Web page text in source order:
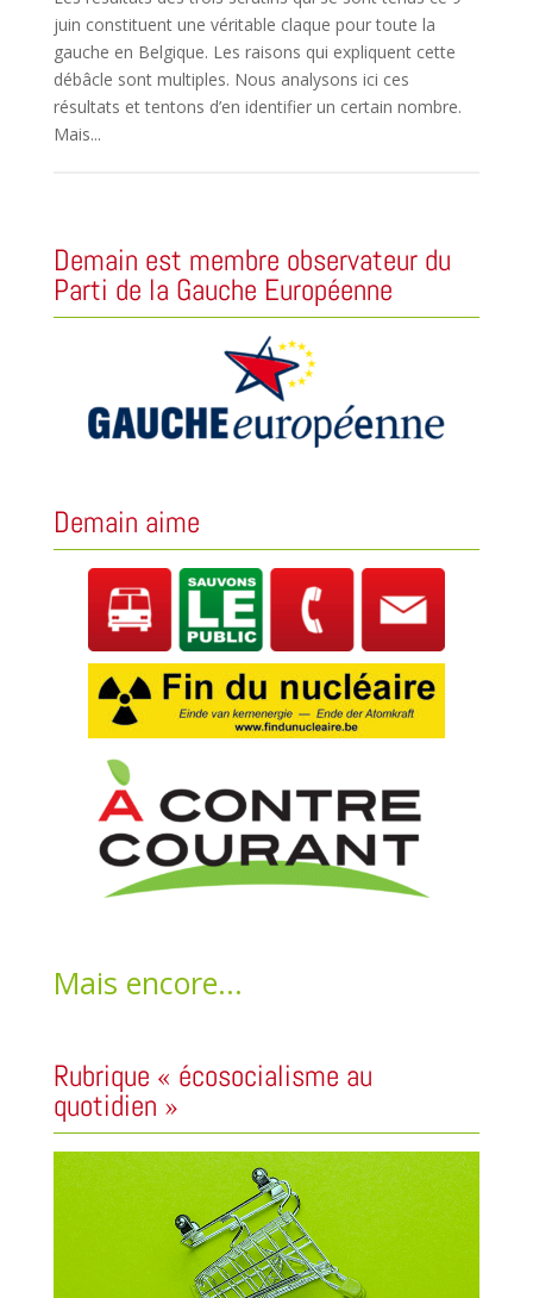
juin constituent une véritable claque pour toute la
gauche en Belgique. Les raisons qui expliquent cette
débâcle sont multiples. Nous analysons ici ces
résultats et tentons d’en identifier un certain nombre.
Mais...
Demain est membre observateur du
Parti de la Gauche Européenne
Demain aime
Mais encore...
Rubrique « écosocialisme au
quotidien »